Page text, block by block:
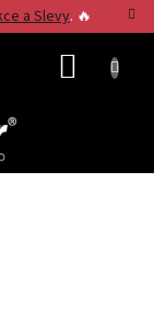
a Slevy. 🔥